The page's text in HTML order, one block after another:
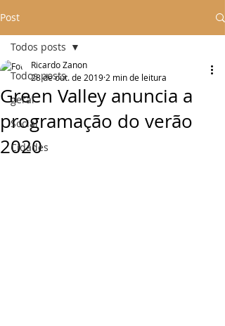
Post
Todos posts
geral
Social
Cidades
Todos posts
Green Valley anuncia a
programação do verão
2020
Ricardo Zanon
28 de out. de 2019 2 min de leitura